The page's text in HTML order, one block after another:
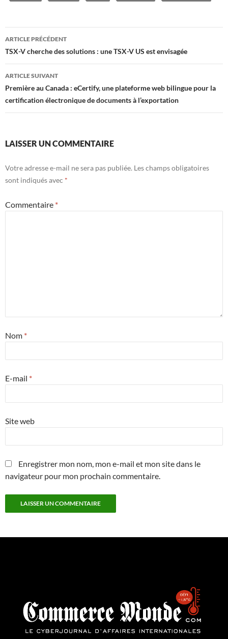
Navigation
des
articles
ARTICLE PRÉCÉDENT
TSX-V cherche des solutions : une TSX-V US est envisagée
ARTICLE SUIVANT
Première au Canada : eCertify, une plateforme web bilingue pour la
certification électronique de documents à l’exportation
LAISSER UN COMMENTAIRE
Votre adresse e-mail ne sera pas publiée. Les champs obligatoires
sont indiqués avec *
Commentaire *
Nom *
E-mail *
Site web
Enregistrer mon nom, mon e-mail et mon site dans le
navigateur pour mon prochain commentaire.